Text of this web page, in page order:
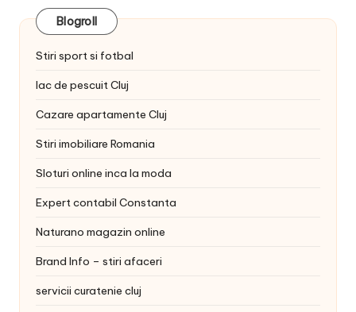
Blogroll
Stiri sport si fotbal
lac de pescuit Cluj
Cazare apartamente Cluj
Stiri imobiliare Romania
Sloturi online inca la moda
Expert contabil Constanta
Naturano magazin online
Brand Info – stiri afaceri
servicii curatenie cluj